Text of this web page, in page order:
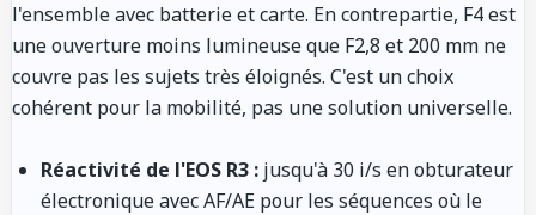
l'ensemble avec batterie et carte. En contrepartie, F4 est
une ouverture moins lumineuse que F2,8 et 200 mm ne
couvre pas les sujets très éloignés. C'est un choix
cohérent pour la mobilité, pas une solution universelle.
Réactivité de l'EOS R3 : jusqu'à 30 i/s en obturateur
électronique avec AF/AE pour les séquences où le